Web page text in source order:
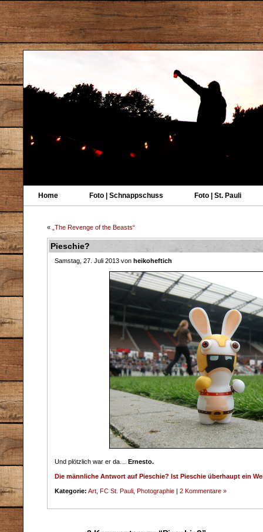
Home Foto | Schnappschuss Foto | St. Pauli
« „The Revenge of the Beasts“
Pieschie?
Samstag, 27. Juli 2013 von heikoheftich
Und plötzlich war er da… Ernesto.
Die männliche Antwort auf Pieschie? Ist Pieschie überhaupt ein
Kategorie: Art FC St. Pauli Photographie | 2 Kommentare »